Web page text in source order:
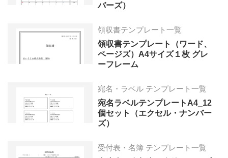
バーズ）
領収書テンプレート一覧
領収書テンプレート（ワード、
ページズ）A4サイズ１枚 グレ
ーフレーム
宛名・ラベル テンプレート一覧
宛名ラベルテンプレートA4_12
個セット（エクセル・ナンバー
ズ）
受付表・名簿 テンプレート一覧